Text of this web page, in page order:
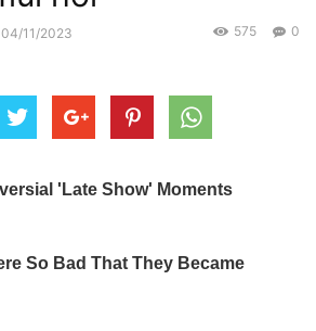
04/11/2023 0
575